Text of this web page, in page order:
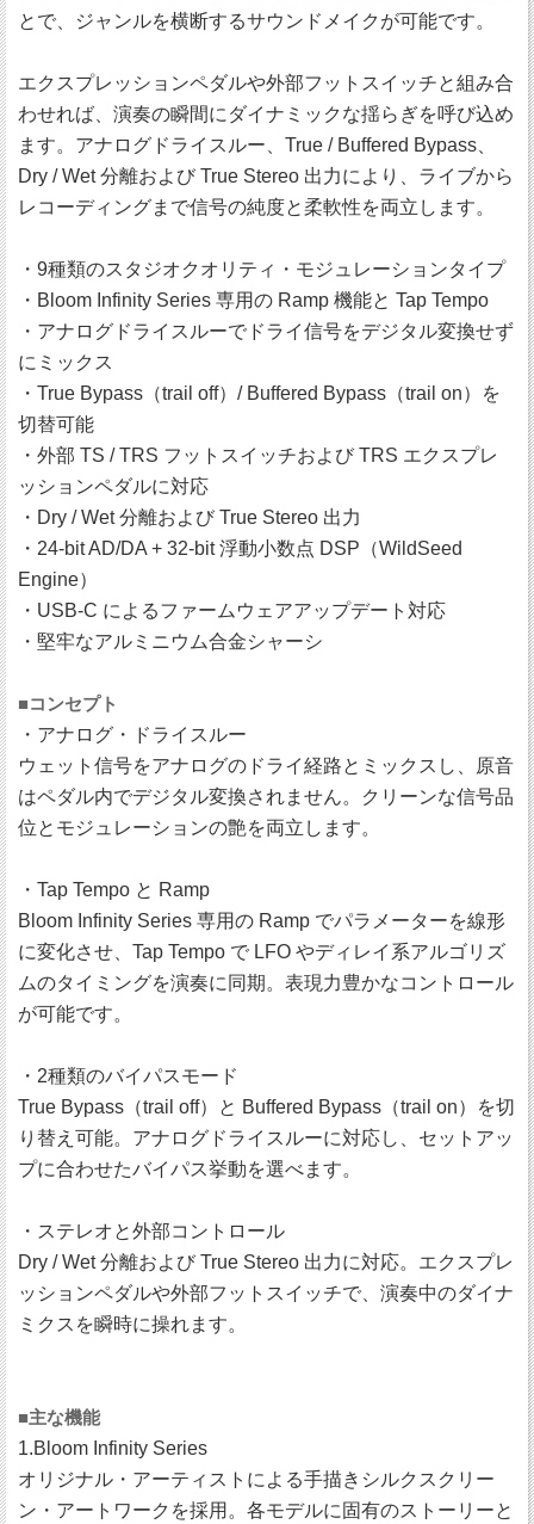
とで、ジャンルを横断するサウンドメイクが可能です。
エクスプレッションペダルや外部フットスイッチと組み合
わせれば、演奏の瞬間にダイナミックな揺らぎを呼び込め
ます。アナログドライスルー、True / Buffered Bypass、
Dry / Wet 分離および True Stereo 出力により、ライブから
レコーディングまで信号の純度と柔軟性を両立します。
・9種類のスタジオクオリティ・モジュレーションタイプ
・Bloom Infinity Series 専用の Ramp 機能と Tap Tempo
・アナログドライスルーでドライ信号をデジタル変換せず
にミックス
・True Bypass（trail off）/ Buffered Bypass（trail on）を
切替可能
・外部 TS / TRS フットスイッチおよび TRS エクスプレ
ッションペダルに対応
・Dry / Wet 分離および True Stereo 出力
・24-bit AD/DA + 32-bit 浮動小数点 DSP（WildSeed
Engine）
・USB-C によるファームウェアアップデート対応
・堅牢なアルミニウム合金シャーシ
■コンセプト
・アナログ・ドライスルー
ウェット信号をアナログのドライ経路とミックスし、原音
はペダル内でデジタル変換されません。クリーンな信号品
位とモジュレーションの艶を両立します。
・Tap Tempo と Ramp
Bloom Infinity Series 専用の Ramp でパラメーターを線形
に変化させ、Tap Tempo で LFO やディレイ系アルゴリズ
ムのタイミングを演奏に同期。表現力豊かなコントロール
が可能です。
・2種類のバイパスモード
True Bypass（trail off）と Buffered Bypass（trail on）を切
り替え可能。アナログドライスルーに対応し、セットアッ
プに合わせたバイパス挙動を選べます。
・ステレオと外部コントロール
Dry / Wet 分離および True Stereo 出力に対応。エクスプレ
ッションペダルや外部フットスイッチで、演奏中のダイナ
ミクスを瞬時に操れます。
■主な機能
1.Bloom Infinity Series
オリジナル・アーティストによる手描きシルクスクリー
ン・アートワークを採用。各モデルに固有のストーリーと